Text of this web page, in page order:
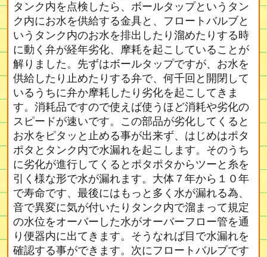
タンク内を点検したら、ボールタップというタン
ク内にお水を供給する金具と、フロートバルブと
いうタンク内のお水を排出したり溜めたりする時
に動く弁が経年劣化、摩耗を起こしていることが
解りました。先ずはボールタップですが、お水を
供給したり止めたりする弁で、何千回と開閉して
いるうちに弁か摩耗したり劣化を起こしてきま
す。消耗品ですので使えば使うほど消耗や劣化の
スピードが速いです。この部品が劣化してくると
お水をピタッと止める事が出来ず、はじめはポタ
ポタとタンク内で水漏れを起こします。そのうち
に劣化が進行してくるとポタポタからツーと糸を
引く様な形で水が漏れます。大体７年から１０年
で寿命です、最後にはもっと多く水が漏れる為、
音で異変に気が付いたりタンク内で溜まって規定
の水位をオーバーした水がオーバーフロー管を通
り便器内に出てきます。そうなれば目で水漏れを
確認する事ができます。次にフロートバルブです